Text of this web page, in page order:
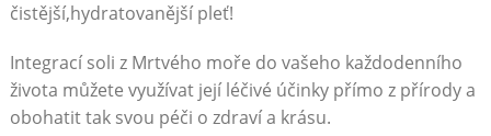
čistější,hydratovanější‌ pleť!
Integrací⁤ soli z Mrtvého⁣ moře do vašeho každodenního
života můžete‍ využívat její ‌léčivé účinky⁣ přímo z ‌přírody a ​
obohatit tak ⁤svou péči ⁣o ⁣zdraví a krásu.